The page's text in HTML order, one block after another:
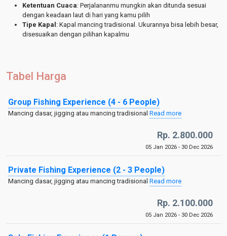
Ketentuan Cuaca: Perjalananmu mungkin akan ditunda sesuai
dengan keadaan laut di hari yang kamu pilih
Tipe Kapal : Kapal mancing tradisional. Ukurannya bisa lebih besar,
disesuaikan dengan pilihan kapalmu
Tabel Harga
Group Fishing Experience (4 - 6 People)
Mancing dasar, jigging atau mancing tradisional Read more
Rp. 2.800.000
05 Jan 2026 - 30 Dec 2026
Private Fishing Experience (2 - 3 People)
Mancing dasar, jigging atau mancing tradisional Read more
Rp. 2.100.000
05 Jan 2026 - 30 Dec 2026